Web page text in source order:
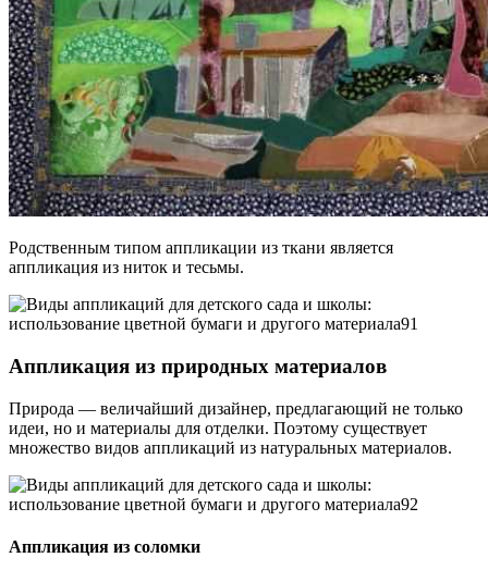
Родственным типом аппликации из ткани является
аппликация из ниток и тесьмы.
Аппликация из природных материалов
Природа — величайший дизайнер, предлагающий не только
идеи, но и материалы для отделки. Поэтому существует
множество видов аппликаций из натуральных материалов.
Аппликация из соломки